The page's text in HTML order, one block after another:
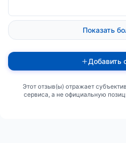
Показать
Добавить
Этот отзыв(ы) отражает
сервиса, а не официальную